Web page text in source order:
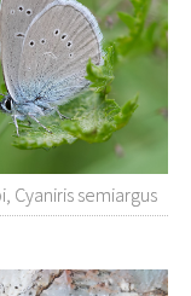
Cyaniris semiargus